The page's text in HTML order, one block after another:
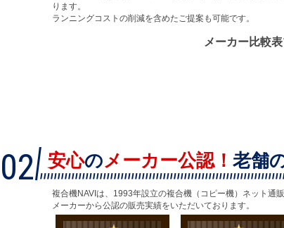
ります。
ランニングコストの削減を含めたご提案も可能です。
メーカー比較
02 安心のメーカー公認！ 老舗
複合機NAVIは、1993年設立の複合機（コピー機）ネット通
メーカーから公認の販売実績をいただいております。